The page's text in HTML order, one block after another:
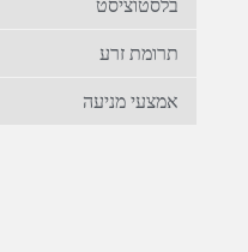
בלסטוציסט
תרומת זרע
אמצעי מניעה